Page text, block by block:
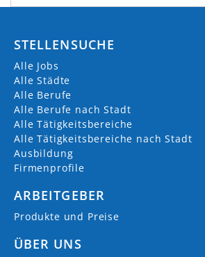
STELLENSUCHE
Alle Jobs
Alle Städte
Alle Berufe
Alle Berufe nach Stadt
Alle Tätigkeitsbereiche
Alle Tätigkeitsbereiche nach Stadt
Ausbildung
Firmenprofile
ARBEITGEBER
Produkte und Preise
ÜBER UNS